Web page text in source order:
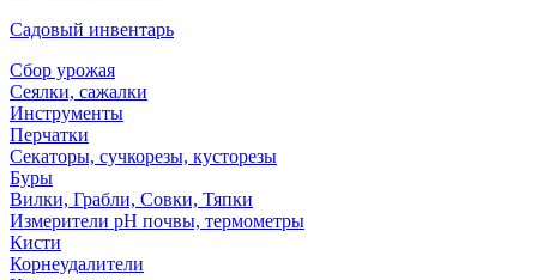
Садовый инвентарь
Сбор урожая
Сеялки, сажалки
Инструменты
Перчатки
Секаторы, сучкорезы, кусторезы
Буры
Вилки, Грабли, Совки, Тяпки
Измерители pH почвы, термометры
Кисти
Корнеудалители